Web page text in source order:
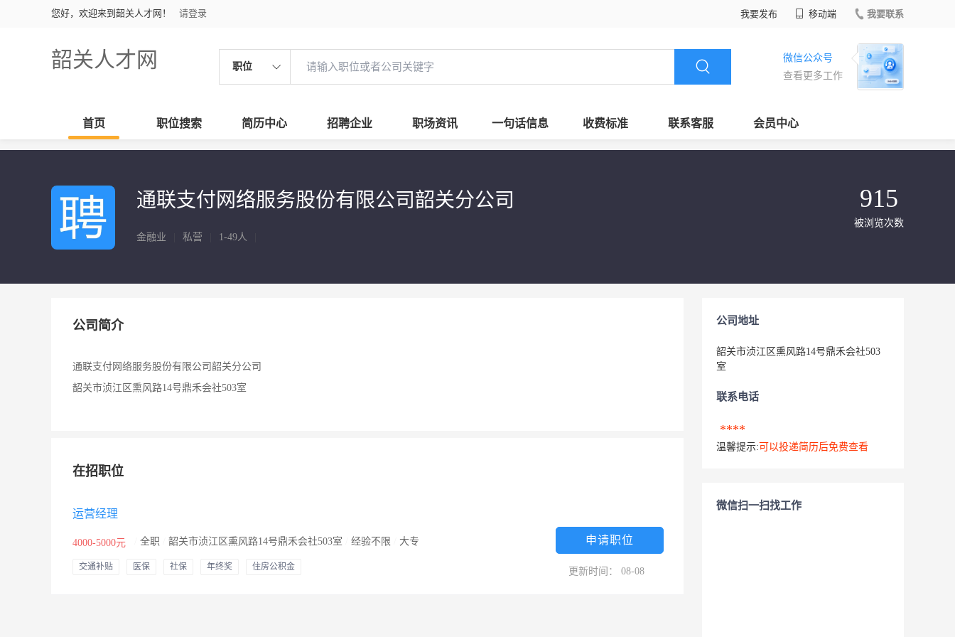
您好，欢迎来到韶关人才网！ 请登录 我要发布 移动端 我要联系
韶关人才网 职位
微信公众号
查看更多工作
首页 职位搜索 简历中心 招聘企业 职场资讯 一句话信息 收费标准 联系客服 会员中心
通联支付网络服务股份有限公司韶关分公司
金融业 私营 1-49人
915
被浏览次数
公司简介
通联支付网络服务股份有限公司韶关分公司
韶关市浈江区熏风路14号鼎禾会社503室
在招职位
运营经理
4000-5000元 全职 韶关市浈江区熏风路14号鼎禾会社503室 经验不限 大专
交通补贴 医保 社保 年终奖 住房公积金
申请职位
更新时间： 08-08
公司地址
韶关市浈江区熏风路14号鼎禾会社503
室
联系电话
****
温馨提示: 可以投递简历后免费查看
微信扫一扫找工作